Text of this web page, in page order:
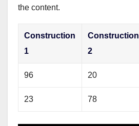
the content.
Construction
1
Construction
2
96 20
23 78